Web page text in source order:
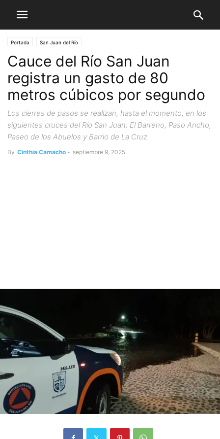
Portada San Juan del Río
Cauce del Río San Juan
registra un gasto de 80
metros cúbicos por segundo
Los cierres de pasos se realizan, hasta el momento, en los
siguientes cruces del Río San Juan: El Barreno, Paso Ancho,
Paseo de los Abuelos y Barrio de La Cruz.
By Cinthia Camacho - septiembre 9, 2025